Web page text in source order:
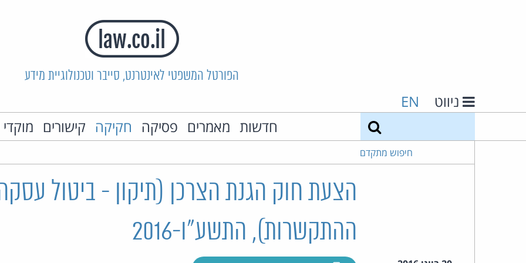
הפורטל המשפטי לאינטרנט, סייבר וטכנולוגיית מידע
ניווט EN
חדשות מאמרים פסיקה חקיקה קישורים
חיפוש מתקדם
הצעת חוק הגנת הצרכן (תיקון - ביטול
ההתקשרות), התשע"ו-2016